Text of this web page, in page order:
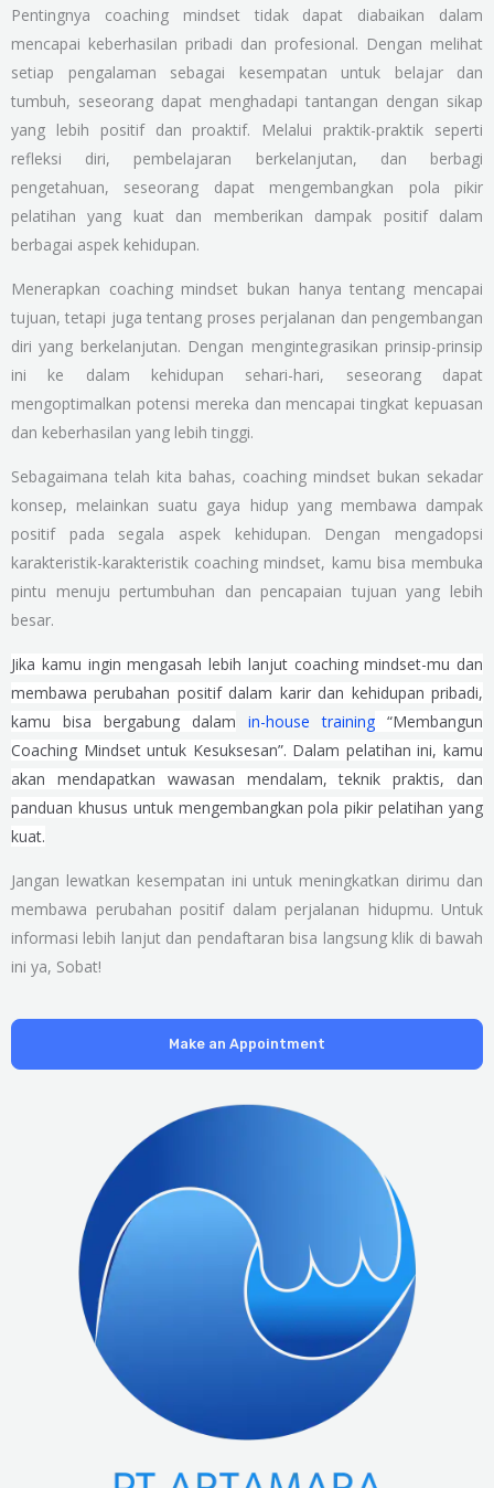
Pentingnya coaching mindset tidak dapat diabaikan dalam
mencapai keberhasilan pribadi dan profesional. Dengan melihat
setiap pengalaman sebagai kesempatan untuk belajar dan
tumbuh, seseorang dapat menghadapi tantangan dengan sikap
yang lebih positif dan proaktif. Melalui praktik-praktik seperti
refleksi diri, pembelajaran berkelanjutan, dan berbagi
pengetahuan, seseorang dapat mengembangkan pola pikir
pelatihan yang kuat dan memberikan dampak positif dalam
berbagai aspek kehidupan.
Menerapkan coaching mindset bukan hanya tentang mencapai
tujuan, tetapi juga tentang proses perjalanan dan pengembangan
diri yang berkelanjutan. Dengan mengintegrasikan prinsip-prinsip
ini ke dalam kehidupan sehari-hari, seseorang dapat
mengoptimalkan potensi mereka dan mencapai tingkat kepuasan
dan keberhasilan yang lebih tinggi.
Sebagaimana telah kita bahas, coaching mindset bukan sekadar
konsep, melainkan suatu gaya hidup yang membawa dampak
positif pada segala aspek kehidupan. Dengan mengadopsi
karakteristik-karakteristik coaching mindset, kamu bisa membuka
pintu menuju pertumbuhan dan pencapaian tujuan yang lebih
besar.
Jika kamu ingin mengasah lebih lanjut coaching mindset-mu dan
membawa perubahan positif dalam karir dan kehidupan pribadi,
kamu bisa bergabung dalam in-house training “Membangun
Coaching Mindset untuk Kesuksesan”. Dalam pelatihan ini, kamu
akan mendapatkan wawasan mendalam, teknik praktis, dan
panduan khusus untuk mengembangkan pola pikir pelatihan yang
kuat.
Jangan lewatkan kesempatan ini untuk meningkatkan dirimu dan
membawa perubahan positif dalam perjalanan hidupmu. Untuk
informasi lebih lanjut dan pendaftaran bisa langsung klik di bawah
ini ya, Sobat!
Make an Appointment